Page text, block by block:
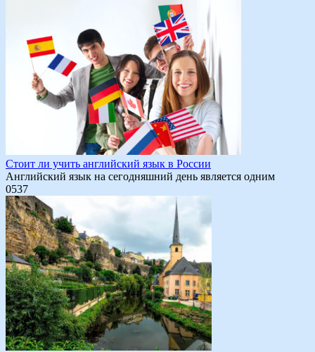
Стоит ли учить английский язык в России
Английский язык на сегодняшний день является одним
0537